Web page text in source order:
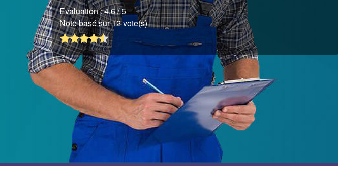
Evaluation :4.6/ 5
Note basé sur 12 vote(s)